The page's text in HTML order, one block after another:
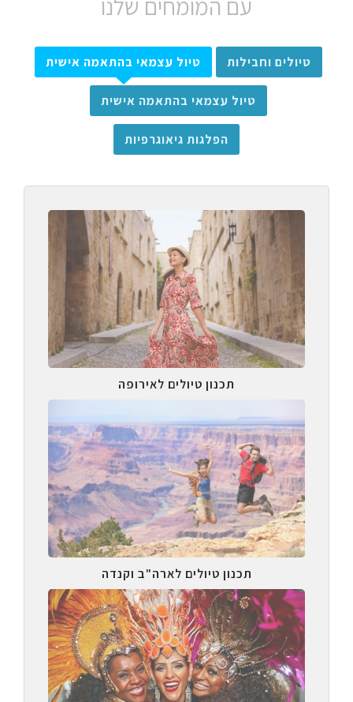
עם המומחים שלנו
טיולים וחבילות טיול עצמאי בהתאמה אישית
טיול עצמאי בהתאמה אישית
הפלגות גיאוגרפיות
תכנון טיולים לאירופה
תכנון טיולים לארה"ב וקנדה